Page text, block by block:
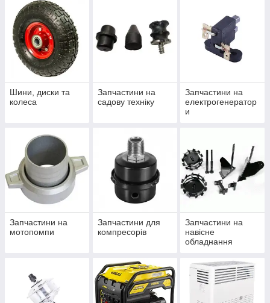
Шини, диски та
колеса
Запчастини на
садову техніку
Запчастини на
електрогенератор
и
Запчастини на
мотопомпи
Запчастини для
компресорів
Запчастини на
навісне
обладнання